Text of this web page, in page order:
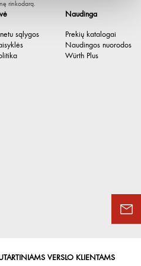
1.1 mm
sąlygos
Naudinga
Prekių katalogai
Naudingos nuorodos
Würth Plus
rinkodarą.
VERSLO KLIENTAMS